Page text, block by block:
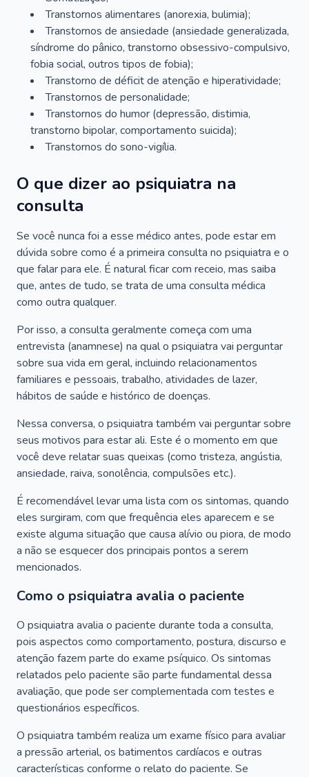
Transtornos alimentares (anorexia, bulimia);
Transtornos de ansiedade (ansiedade generalizada,
síndrome do pânico, transtorno obsessivo-compulsivo,
fobia social, outros tipos de fobia);
Transtorno de déficit de atenção e hiperatividade;
Transtornos de personalidade;
Transtornos do humor (depressão, distimia,
transtorno bipolar, comportamento suicida);
Transtornos do sono-vigília.
O que dizer ao psiquiatra na
consulta
Se você nunca foi a esse médico antes, pode estar em
dúvida sobre como é a primeira consulta no psiquiatra e o
que falar para ele. É natural ficar com receio, mas saiba
que, antes de tudo, se trata de uma consulta médica
como outra qualquer.
Por isso, a consulta geralmente começa com uma
entrevista (anamnese) na qual o psiquiatra vai perguntar
sobre sua vida em geral, incluindo relacionamentos
familiares e pessoais, trabalho, atividades de lazer,
hábitos de saúde e histórico de doenças.
Nessa conversa, o psiquiatra também vai perguntar sobre
seus motivos para estar ali. Este é o momento em que
você deve relatar suas queixas (como tristeza, angústia,
ansiedade, raiva, sonolência, compulsões etc.).
É recomendável levar uma lista com os sintomas, quando
eles surgiram, com que frequência eles aparecem e se
existe alguma situação que causa alívio ou piora, de modo
a não se esquecer dos principais pontos a serem
mencionados.
Como o psiquiatra avalia o paciente
O psiquiatra avalia o paciente durante toda a consulta,
pois aspectos como comportamento, postura, discurso e
atenção fazem parte do exame psíquico. Os sintomas
relatados pelo paciente são parte fundamental dessa
avaliação, que pode ser complementada com testes e
questionários específicos.
O psiquiatra também realiza um exame físico para avaliar
a pressão arterial, os batimentos cardíacos e outras
características conforme o relato do paciente. Se